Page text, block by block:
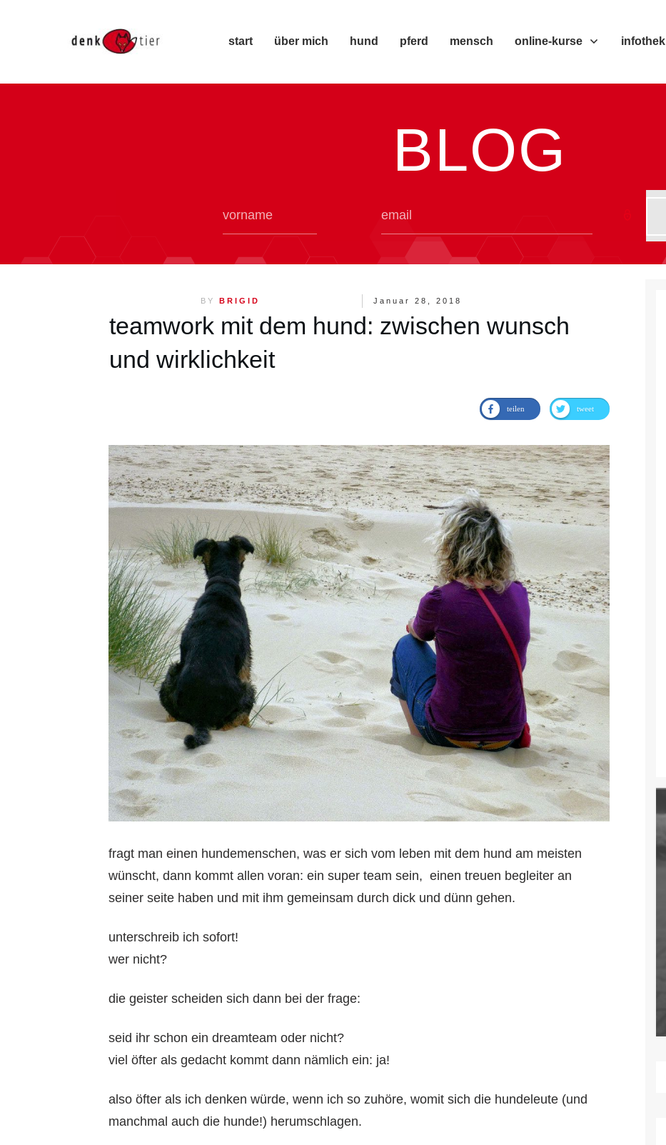
start über mich hund pferd mensch online-kurse infothek
BLOG
BY BRIGID Januar 28, 2018
teamwork mit dem hund: zwischen wunsch
und wirklichkeit
teilen tweet
fragt man einen hundemenschen, was er sich vom leben mit dem hund am meisten
wünscht, dann kommt allen voran: ein super team sein, einen treuen begleiter an
seiner seite haben und mit ihm gemeinsam durch dick und dünn gehen.
unterschreib ich sofort!
wer nicht?
die geister scheiden sich dann bei der frage:
seid ihr schon ein dreamteam oder nicht?
viel öfter als gedacht kommt dann nämlich ein: ja!
also öfter als ich denken würde, wenn ich so zuhöre, womit sich die hundeleute (und
manchmal auch die hunde!) herumschlagen.